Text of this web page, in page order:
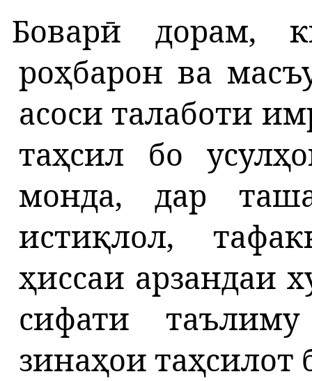
Боварӣ дорам,
роҳбарон ва
асоси талаботи
таҳсил бо
монда, дар
истиқлол,
ҳиссаи арзандаи
сифати
зинаҳои таҳсилот